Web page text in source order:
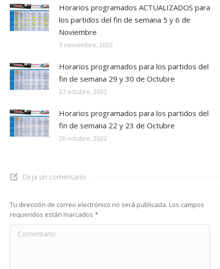
Horarios programados ACTUALIZADOS para
los partidos del fin de semana 5 y 6 de
Noviembre
3 noviembre, 2022
Horarios programados para los partidos del
fin de semana 29 y 30 de Octubre
27 octubre, 2022
Horarios programados para los partidos del
fin de semana 22 y 23 de Octubre
20 octubre, 2022
Deja un comentario
Tu dirección de correo electrónico no será publicada. Los campos
requeridos están marcados *
Comentario